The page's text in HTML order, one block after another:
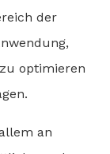
der
optimieren
an